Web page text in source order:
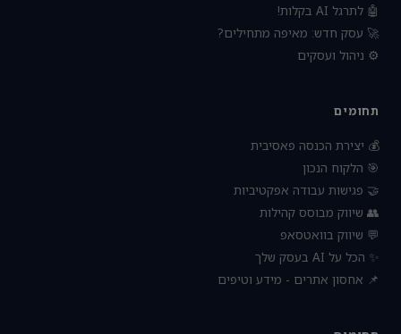
🤖 לתרגל AI בקלות!
🚀 עסק חדש: מאיפה מתחילים?
⚙️ ניהול ועסקים
תחומים
💰 יצירת הכנסה פאסיבית
🎯 הלקוח הנכון
🤝 פגישות עבודה אפקטיביות
👥 שיווק מבוסס קהילות
💬 שיווק בוואטסאפ
✨ הכל על AI בעסק שלך
📌 אחסון אתרים - מידע וטיפים